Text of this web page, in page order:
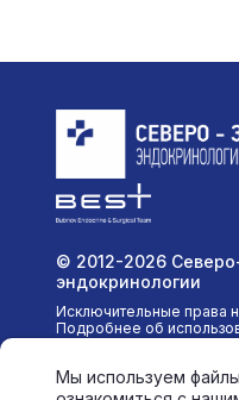
© 2012-2026
эндокринологии
Исключительные права
Подробнее об
Мы используем